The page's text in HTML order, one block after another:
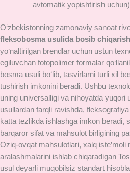
avtomatik yopishtirish
O‘zbekistonning zamonaviy sanoat
fleksobosma usulida bosib chiqarish
yo‘naltirilgan brendlar uchun ustun
egiluvchan fotopolimer formalar
bosma usuli bo‘lib, tasvirlarni turli xil
tushirish imkonini beradi. Ushbu
uning universalligi va nihoyatda yuqori
usullardan farqli ravishda,
katta tezlikda ishlashga imkon beradi,
barqaror sifat va mahsulot birligining
Oziq-ovqat mahsulotlari, xalq iste’moli
aralashmalarini ishlab chiqaradigan
usul deyarli muqobilsiz standart